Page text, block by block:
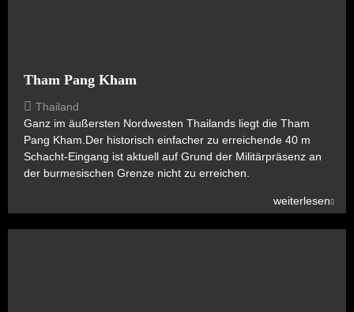
Tham Pang Kham
Thailand
Ganz im äußersten Nordwesten Thailands liegt die Tham
Pang Kham.Der historisch einfacher zu erreichende 40 m
Schacht-Eingang ist aktuell auf Grund der Militärpräsenz an
der burmesischen Grenze nicht zu erreichen.
weiterlesen